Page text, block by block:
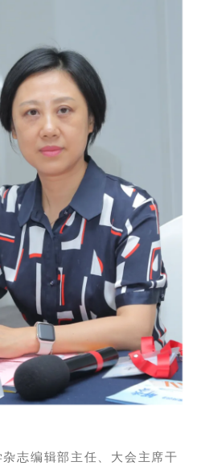
志编辑部主任、大会主席干